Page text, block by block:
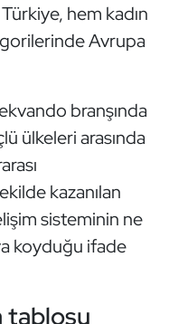
hem kadın
Avrupa
branşında
ülkeleri arasında
kazanılan
sisteminin ne
koyduğu ifade
tablosu